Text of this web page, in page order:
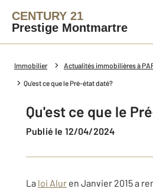
CENTURY 21
Prestige Montmartre
Immobilier Actualités immobilières à
Qu'est ce que le Pré-état daté?
Qu'est ce que le
Publié le 12/04/2024
La loi Alur en Janvier 2015 a